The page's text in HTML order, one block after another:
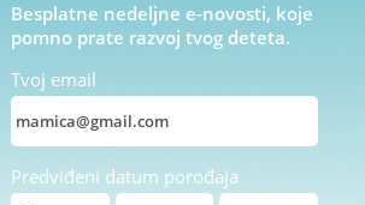
Besplatne nedeljne e-novosti, koje
pomno prate razvoj tvog deteta.
Tvoj email
Predviđeni datum porođaja